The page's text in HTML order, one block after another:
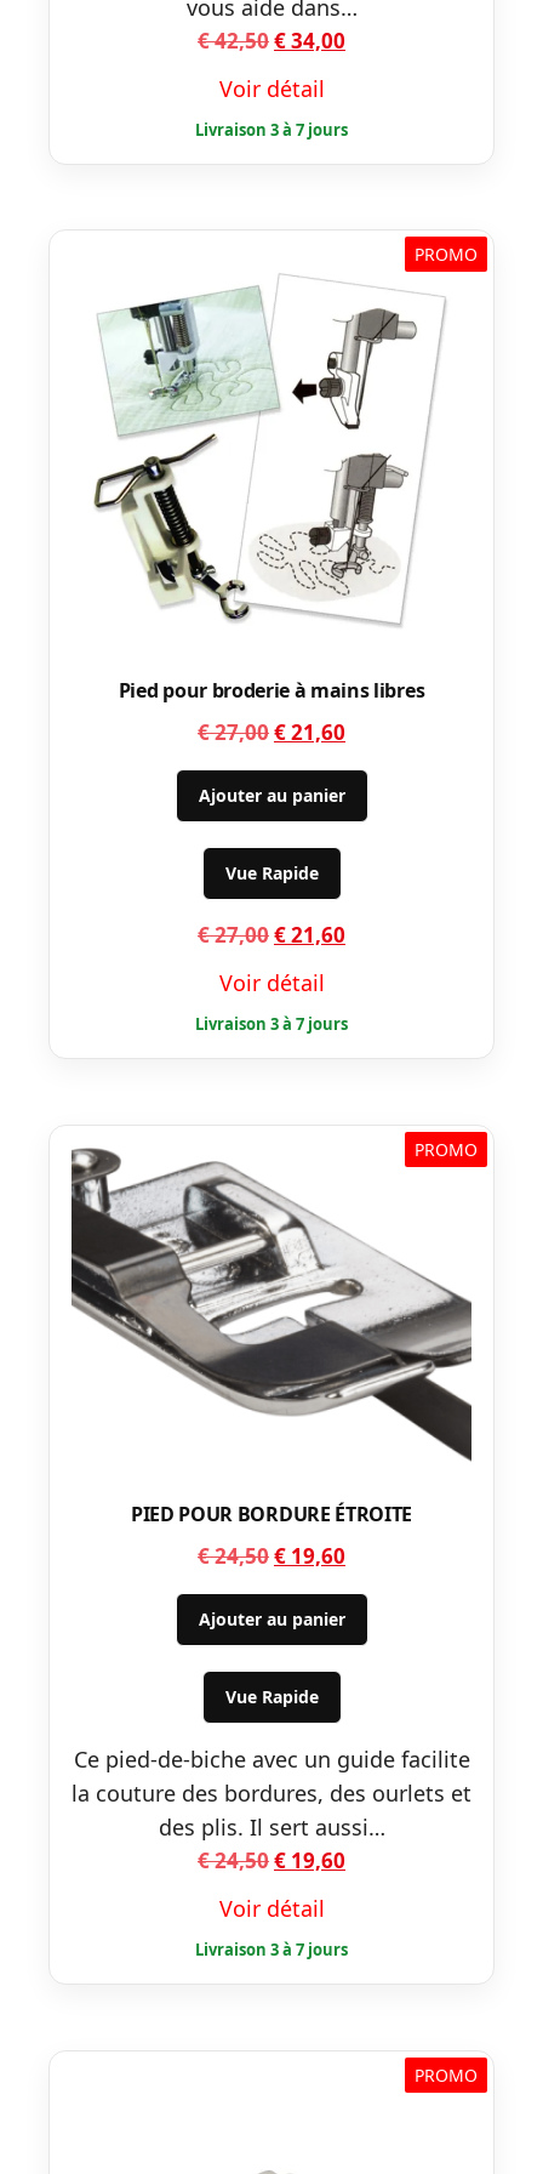
vous aide dans…
€42,50Le
initial
était :
€ 42,50.
€34,00
est :
€ 34,00.
Voir détail
PROMO
Pied pour broderie à mains libres
€27,00Le
prix
initial
était :
€ 27,00.
€21,60
prix
actuel
est :
Ajouter au panier
Vue Rapide
€27,00Le
initial
était :
€ 27,00.
€21,60
est :
€ 21,60.
Voir détail
PROMO
PIED POUR BORDURE ÉTROITE
€24,50Le
prix
initial
était :
€ 24,50.
€ 19,60
prix
actuel
est :
Ajouter au panier
Vue Rapide
Ce pied-de-biche avec un guide facilite
la couture des bordures, des ourlets et
des plis. Il sert aussi…
€24,50Le
initial
était :
€ 24,50.
€ 19,60
est :
€ 19,60.
Voir détail
PROMO